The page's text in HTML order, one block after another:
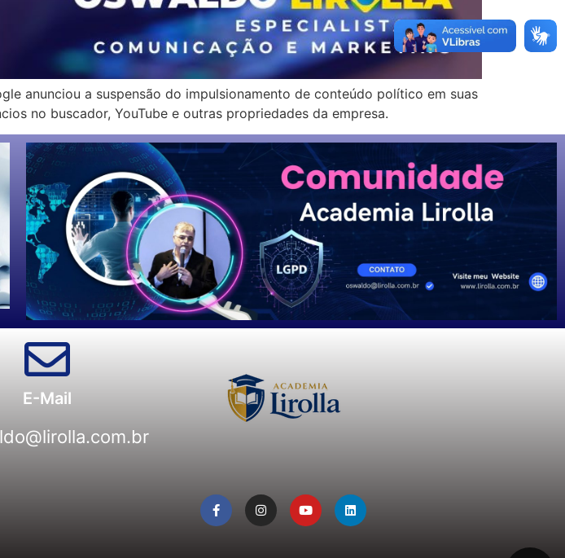
anunciou a suspensão do impulsionamento de conteúdo político em suas
no buscador, YouTube e outras propriedades da empresa.
E-Mail